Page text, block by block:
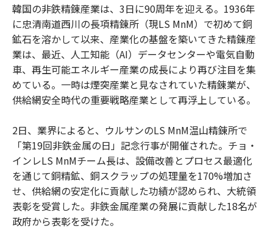
韓国の非鉄精錬産業は、3日に90周年を迎える。1936年
に忠清南道西川の長項精錬所（現LS MnM）で初めて銅
鉱石を溶かして以来、産業化の基盤を築いてきた精錬産
業は、最近、人工知能（AI）データセンターや電気自動
車、再生可能エネルギー産業の成長により再び注目を集
めている。一時は煙突産業と見なされていた精錬業が、
供給網安全時代の重要戦略産業として再浮上している。
2日、業界によると、ウルサンのLS MnM温山精錬所で
「第19回非鉄金属の日」記念行事が開催された。チョ・
インレLS MnMチーム長は、設備改善とプロセス最適化
を通じて銅精鉱、銅スクラップの処理量を170%増加さ
せ、供給網の安定化に貢献した功績が認められ、大統領
表彰を受賞した。非鉄金属産業の発展に貢献した18名が
政府から表彰を受けた。